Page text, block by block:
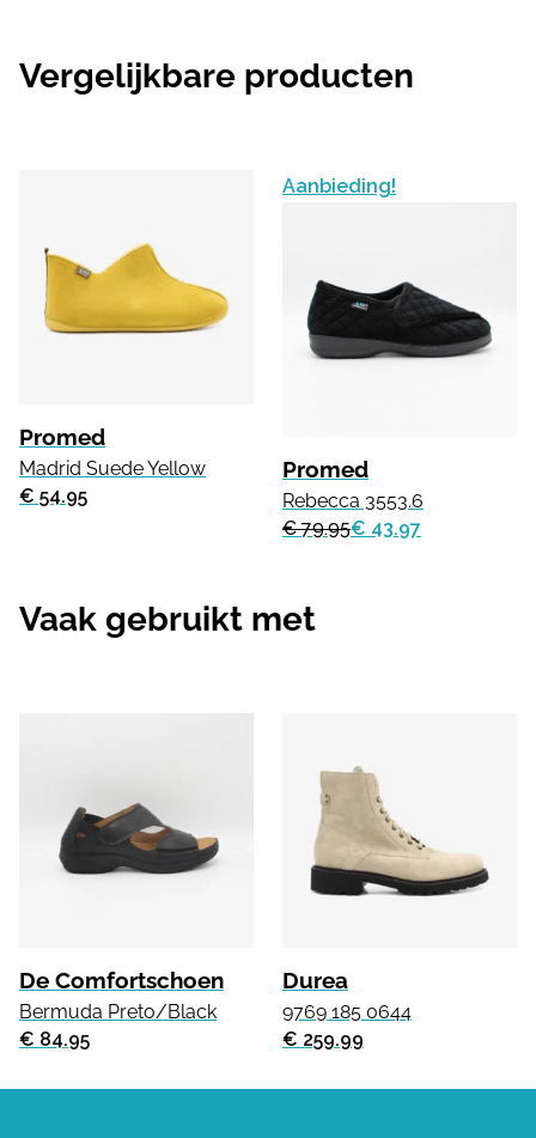
Vergelijkbare producten
Promed
Madrid Suede Yellow
€ 54.95
Aanbieding!
Promed
Rebecca 3553.6
€ 79.95€ 43.97
Vaak gebruikt met
De Comfortschoen
Bermuda Preto/Black
€ 84.95
Durea
9769 185 0644
€ 259.99